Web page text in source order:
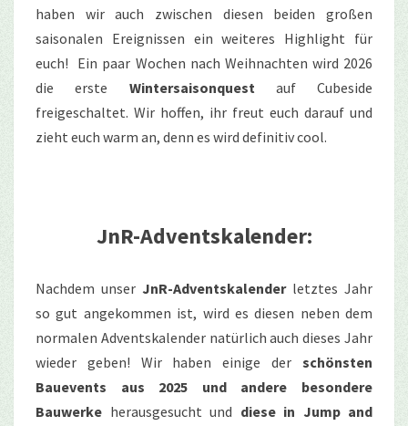
haben wir auch zwischen diesen beiden großen
saisonalen Ereignissen ein weiteres Highlight für
euch! Ein paar Wochen nach Weihnachten wird 2026
die erste Wintersaisonquestauf Cubeside
freigeschaltet. Wir hoffen, ihr freut euch darauf und
zieht euch warm an, denn es wird definitiv cool.
JnR-Adventskalender:
Nachdem unser JnR-Adventskalenderletztes Jahr
so gut angekommen ist, wird es diesen neben dem
normalen Adventskalender natürlich auch dieses Jahr
wieder geben! Wir haben einige der schönsten
Bauevents aus 2025 und andere besondere
Bauwerke herausgesucht und diese in Jump and